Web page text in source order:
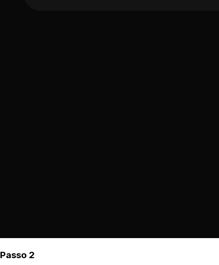
Passo 2